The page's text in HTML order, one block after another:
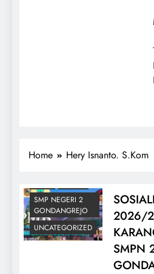
Home Hery Isnanto. S.Kom
LAYANAN PUBLIK
SMP NEGERI 2
GONDANGREJO
UNCATEGORIZED
2026/
SMPN